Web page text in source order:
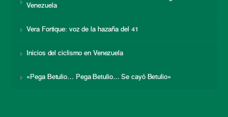
Venezuela
Vera Fortique: voz de la hazaña del 41
Inicios del ciclismo en Venezuela
«Pega Betulio… Pega Betulio… Se cayó Betulio»